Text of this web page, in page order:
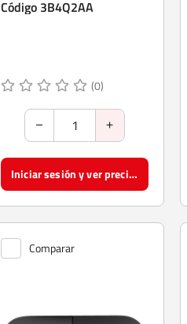
Código 3B4Q2AA
(0)
Iniciar sesión y ver precios
Comparar